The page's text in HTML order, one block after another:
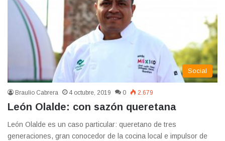
Social
Braulio Cabrera 4 octubre, 2019 0 2.679
León Olalde: con sazón queretana
León Olalde es un caso particular: queretano de tres
generaciones, gran conocedor de la cocina local e impulsor de